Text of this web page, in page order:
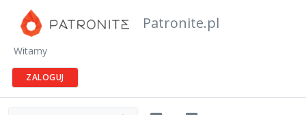
Patronite.pl
Witamy
ZALOGUJ